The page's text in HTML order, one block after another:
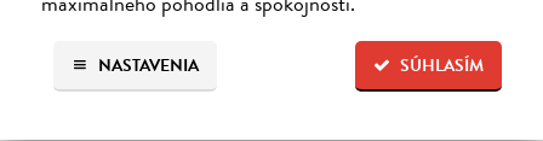
SÚHLASÍM
NASTAVENIA
Na stiahnutie akoEPUB,MOBIaPDF
41,59 €